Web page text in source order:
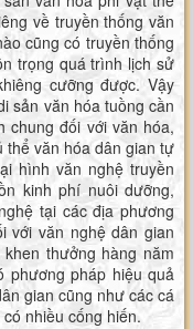
về truyền thống văn
cũng có truyền thống
trọng quá trình lịch sử
cưỡng được. Vậy
sản văn hóa tuồng cần
chung đối với văn hóa,
thể văn hóa dân gian tự
hình văn nghệ truyền
kinh phí nuôi dưỡng,
tại các địa phương
với văn nghệ dân gian
thưởng hàng năm
phương pháp hiệu quả
gian cũng như các cá
nhiều cống hiến.